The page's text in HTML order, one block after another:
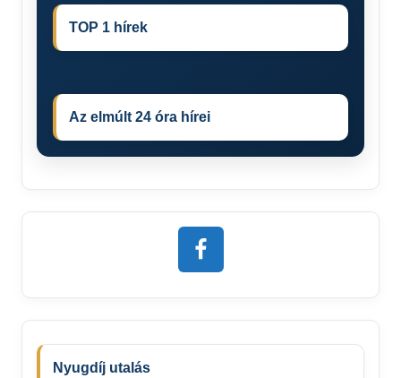
TOP 1 hírek
Az elmúlt 24 óra hírei
Nyugdíj utalás